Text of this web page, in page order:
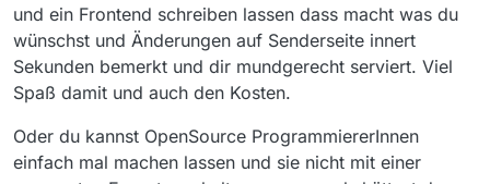
und ein Frontend schreiben lassen dass macht was du
wünschst und Änderungen auf Senderseite innert
Sekunden bemerkt und dir mundgerecht serviert. Viel
Spaß damit und auch den Kosten.
Oder du kannst OpenSource ProgrammiererInnen
einfach mal machen lassen und sie nicht mit einer